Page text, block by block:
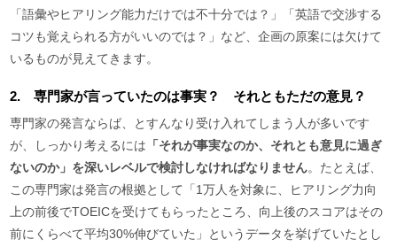
「語彙やヒアリング能力だけでは不十分では？」「英語で交渉する
コツも覚えられる方がいいのでは？」など、企画の原案には欠けて
いるものが見えてきます。
2. 専門家が言っていたのは事実？ それともただの意見？
専門家の発言ならば、とすんなり受け入れてしまう人が多いです
が、しっかり考えるには 「それが事実なのか、それとも意見に過ぎ
ないのか」を深いレベルで検討しなければなりません。たとえば、
この専門家は発言の根拠として「1万人を対象に、ヒアリング力向
上の前後でTOEICを受けてもらったところ、向上後のスコアはその
前にくらべて平均30%伸びていた」というデータを挙げていたとし